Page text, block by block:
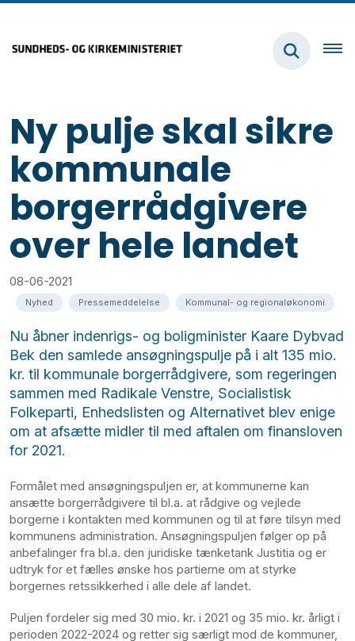
Ny pulje skal sikre
kommunale
borgerrådgivere
over hele landet
08-06-2021
Nyhed Pressemeddelelse Kommunal- og regionaløkonomi
Nu åbner indenrigs- og boligminister Kaare Dybvad
Bek den samlede ansøgningspulje på i alt 135 mio.
kr. til kommunale borgerrådgivere, som regeringen
sammen med Radikale Venstre, Socialistisk
Folkeparti, Enhedslisten og Alternativet blev enige
om at afsætte midler til med aftalen om finansloven
for 2021.
Formålet med ansøgningspuljen er, at kommunerne kan
ansætte borgerrådgivere til bl.a. at rådgive og vejlede
borgerne i kontakten med kommunen og til at føre tilsyn med
kommunens administration. Ansøgningspuljen følger op på
anbefalinger fra bl.a. den juridiske tænketank Justitia og er
udtryk for et fælles ønske hos partierne om at styrke
borgernes retssikkerhed i alle dele af landet.
Puljen fordeler sig med 30 mio. kr. i 2021 og 35 mio. kr. årligt i
perioden 2022-2024 og retter sig særligt mod de kommuner,